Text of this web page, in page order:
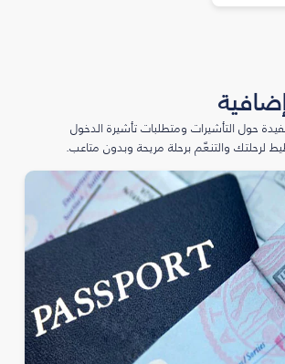
حول التأشيرات ومتطلبات تأشيرة الدخول
لرحلتك والتنعّم برحلة مريحة وبدون متاعب.